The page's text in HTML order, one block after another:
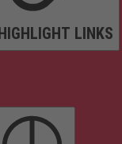
LINKS